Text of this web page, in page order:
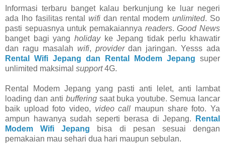
Informasi terbaru banget kalau berkunjung ke luar negeri
ada lho fasilitas rentalwifi dan rental modemunlimited. So
pasti sepuasnya untuk pemakaiannya readers.Good News
banget bagi yang holiday ke Jepang tidak perlu khawatir
dan ragu masalah wifi, providerdan jaringan. Yesss ada
Rental Wifi Jepang dan Rental Modem Jepang super
unlimited maksimal support4G.
Rental Modem Jepang yang pasti anti lelet, anti lambat
loading dan anti buffering saat buka youtube. Semua lancar
baik upload foto video, video call maupun share foto. Ya
ampun hawanya sudah seperti berasa di Jepang.
Rental
Modem Wifi Jepang bisa di pesan sesuai dengan
pemakaian mau sehari dua hari maupun sebulan.